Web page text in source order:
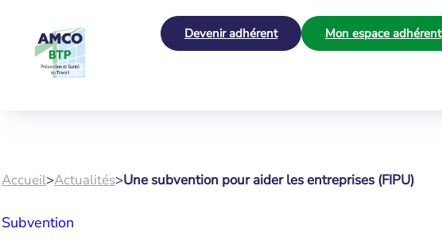
Devenir adhérent Mon espace adhérent
Accueil>Actualités>Une subvention pour aider les entreprises (FIPU)
Subvention